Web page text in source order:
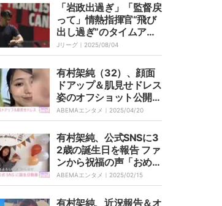
「岩政出過ぎ」「監督戻
って」情熱指揮官“飛び
出し過ぎ”のタイムアッ
プアピールが話題沸騰
「自分で時間稼ぎしにい
ってる」「相変わらず熱
くていいな」
Jリーグ｜ 2025/08/04
有村架純（32）、顔面
ドアップ＆肌見せドレス
姿のオフショット公開
二階堂ふみ・松本まりか
らが反応
ABEMAエンタメ｜ 2025/04/20
有村架純、公式SNSに3
2歳の誕生日を報告 ファ
ンから祝福の声「おめで
とうございます」「体を
大事に健康一番」
ABEMAエンタメ｜ 2025/02/15
有村架純、近況報告＆オ